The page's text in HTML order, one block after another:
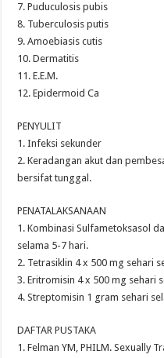
7. Puduculosis pubis
8. Tuberculosis putis
9. Amoebiasis cutis
10. Dermatitis
11. E.E.M.
12. Epidermoid Ca
PENYULIT
1. Infeksi sekunder
2. Keradangan akut dan
bersifat tunggal.
PENATALAKSANAAN
1. Kombinasi Sulfametoksasol
selama 5-7 hari.
2. Tetrasiklin 4 x 500 mg sehari
3. Eritromisin 4 x 500 mg sehari
4. Streptomisin 1 gram sehari
DAFTAR PUSTAKA
1. Felman YM, PHILM. Sexually